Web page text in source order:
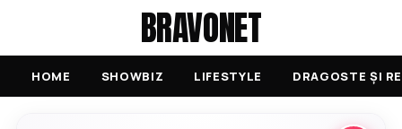
BRAVONET
HOME SHOWBIZ LIFESTYLE DRAGOSTE ȘI